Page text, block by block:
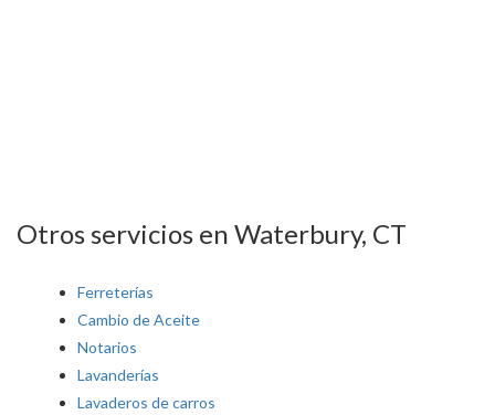
Otros servicios en Waterbury, CT
Ferreterías
Cambio de Aceite
Notarios
Lavanderías
Lavaderos de carros